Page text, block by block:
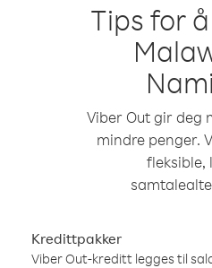
Tips for
Viber Out gir deg
mindre penger.
fleksible,
Kredittpakker
Viber Out-kreditt legges til